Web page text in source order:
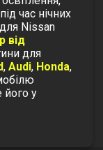
час нічних
Nissan
від
для
, Audi, Honda,
його у